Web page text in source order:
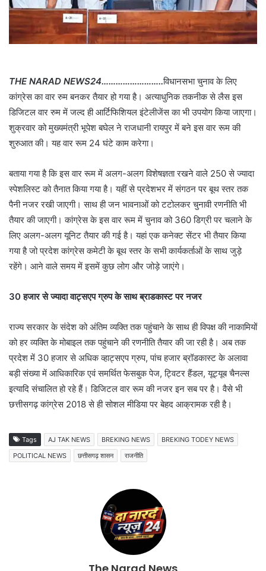
THE NARAD NEWS24……………………..विधानसभा चुनाव के लिए
कांग्रेस का वार रुम बनकर तैयार हो गया है। अत्याधुनिक तकनीक से लैस इस
डिजिटल वार रुम में जल्द ही आर्टिफिशियल इंटेलीजेंस का भी उपयोग किया जाएगा।
शुक्रवार को मुख्यमंत्री भूपेश बघेल ने राजधानी रायपुर में बने इस वार रूम की
शुरुआत की। यह वार रूम 24 घंटे काम करेगा।
बताया गया है कि इस वार रूम में अलग-अलग विशेषज्ञता रखने वाले 250 से ज्यादा
स्पेशलिस्ट को तैनात किया गया है। यहीं से प्रदेशभर में संगठन पर बूथ स्तर तक
पैनी नजर रखी जाएगी। साथ ही जन भावनाओं को टटोलकर चुनावी रणनीति भी
तैयार की जाएगी। कांग्रेस के इस वार रूम में चुनाव को 360 डिग्री पर चलाने के
लिए अलग-अलग यूनिट तैयार की गई है। यहां एक कनेक्ट सेंटर भी तैयार किया
गया है जो प्रदेश कांग्रेस कमेटी के बूथ स्तर के सभी कार्यकर्ताओं के साथ जुड़े
रहेंगे। आने वाले समय में इसमें कुछ लोग और जोड़े जाएंगे।
30 हजार से ज्यादा वाट्सएप ग्रुप के साथ ब्राडकास्ट पर नजर
राज्य सरकार के संदेश को अंतिम व्यक्ति तक पहुंचाने के साथ ही विपक्ष की नाकामियों
को हर व्यक्ति के मोबाइल तक पहुंचाने की रणनीति तैयार की जा रही है। अब तक
प्रदेश में 30 हजार से अधिक व्हाट्सएप ग्रुप, पांच हजार ब्रॉडकास्ट के अलावा
बड़ी संख्या में आधिकारिक एवं समर्थित फेसबुक पेज, ट्विटर हैंडल, यूट्यूब चैनल्स
इत्यादि संचालित हो रहे हैं। डिजिटल वार रूम की नजर इन सब पर है। वैसे भी
छत्तीसगढ़ कांग्रेस 2018 से ही सोशल मीडिया पर बेहद आक्रामक रही है।
Tags AJ TAK NEWS BREKING NEWS
BREKING TODEY NEWS
POLITICAL NEWS
छत्तीसगढ़ शासन राजनीति